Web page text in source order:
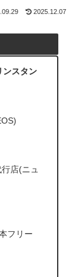
2025.12.07
ンスタン
店(ニュ
フリー